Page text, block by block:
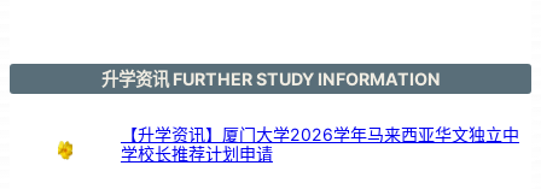
升学资讯 FURTHER STUDY INFORMATION
【升学资讯】厦门大学2026学年马来西亚华文独立中
学校长推荐计划申请